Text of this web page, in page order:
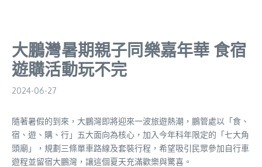
大鵬灣暑期親子同樂嘉年華 食宿
遊購活動玩不完
2024-06-27
隨著暑假的到來，大鵬灣即將迎來一波旅遊熱潮，鵬管處以「食、
宿、遊、購、行」五大面向為核心，加入今年科年限定的「七大角
頭廟」，規劃三條單車路線及套裝行程，希望吸引民眾參加自行車
遊程並留宿大鵬灣，讓這個夏天充滿歡樂與驚喜。